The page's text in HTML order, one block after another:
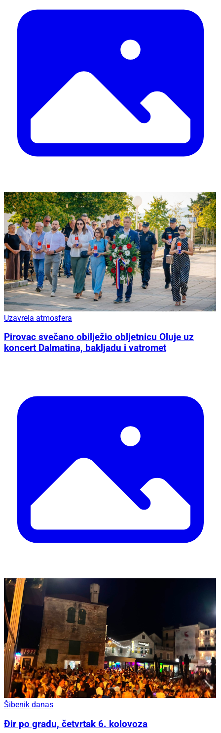
Uzavrela atmosfera
Pirovac svečano obilježio obljetnicu Oluje uz
koncert Dalmatina, bakljadu i vatromet
Šibenik danas
Đir po gradu, četvrtak 6. kolovoza